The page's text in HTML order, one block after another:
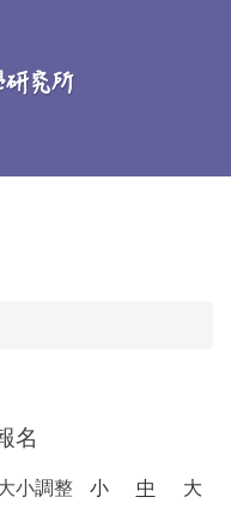
名
小調整 小 中
大